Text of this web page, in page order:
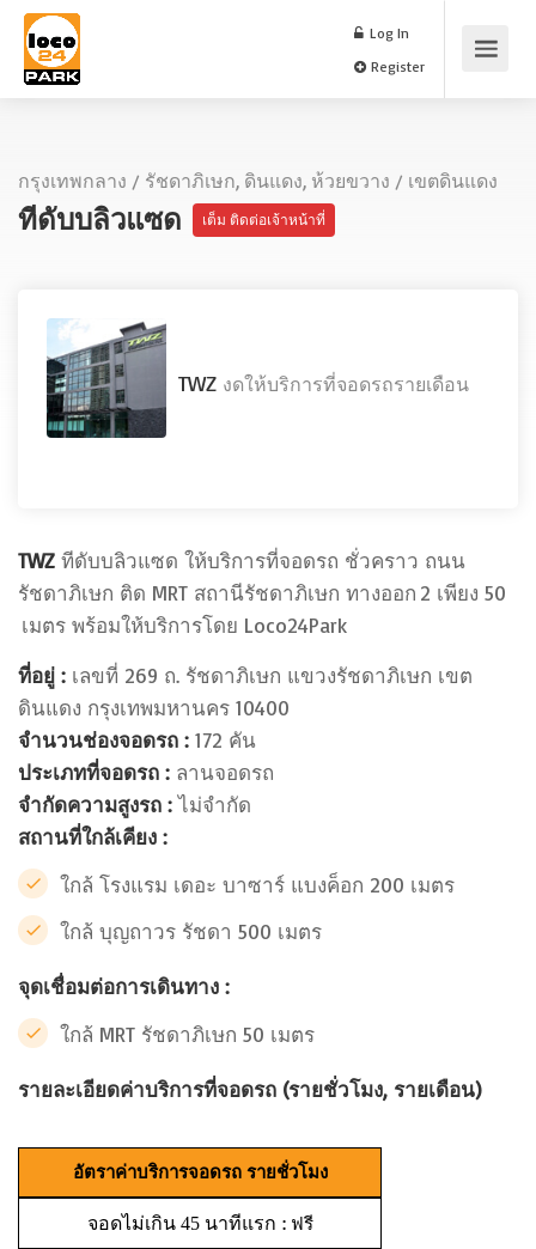
Log In
กรุงเทพกลาง / รัชดาภิเษก, ดินแดง, ห้วยขวาง / เขตดินแดง
ทีดับบลิวแซด เต็ม ติดต่อเจ้าหน้าที่
TWZ งดให้บริการที่จอดรถรายเดือน
TWZ ทีดับบลิวแซด ให้บริการที่จอดรถ ชั่วคราว ถนน
รัชดาภิเษก ติด MRT สถานีรัชดาภิเษก ทางออก 2 เพียง 50
เมตร พร้อมให้บริการโดย Loco24Park
ที่อยู่ : เลขที่ 269 ถ. รัชดาภิเษก แขวงรัชดาภิเษก เขต
ดินแดง กรุงเทพมหานคร 10400
จำนวนช่องจอดรถ : 172 คัน
ประเภทที่จอดรถ : ลานจอดรถ
จำกัดความสูงรถ :ไม่จำกัด
สถานที่ใกล้เคียง :
ใกล้ โรงแรม เดอะ บาซาร์ แบงค็อก 200 เมตร
ใกล้ บุญถาวร รัชดา 500 เมตร
จุดเชื่อมต่อการเดินทาง :
ใกล้ MRT รัชดาภิเษก 50 เมตร
รายละเอียดค่าบริการที่จอดรถ (รายชั่วโมง, รายเดือน)
อัตราค่าบริการจอดรถ รายชั่วโมง
จอดไม่เกิน 45 นาทีแรก : ฟรี